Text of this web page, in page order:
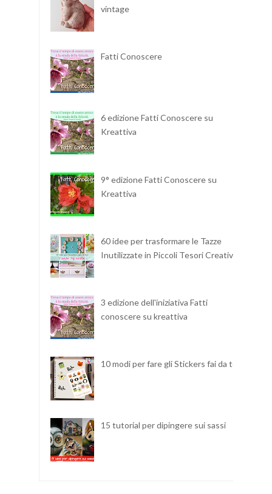
vintage
Fatti Conoscere
6 edizione Fatti Conoscere su
Kreattiva
9° edizione Fatti Conoscere su
Kreattiva
60 idee per trasformare le Tazze
Inutilizzate in Piccoli Tesori Creativi
3 edizione dell'iniziativa Fatti
conoscere su kreattiva
10 modi per fare gli Stickers fai da te
15 tutorial per dipingere sui sassi